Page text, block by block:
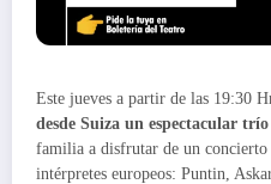
Este jueves a partir de las 19:30
desde Suiza un espectacular
familia a disfrutar de un concierto
intérpretes europeos: Puntin,